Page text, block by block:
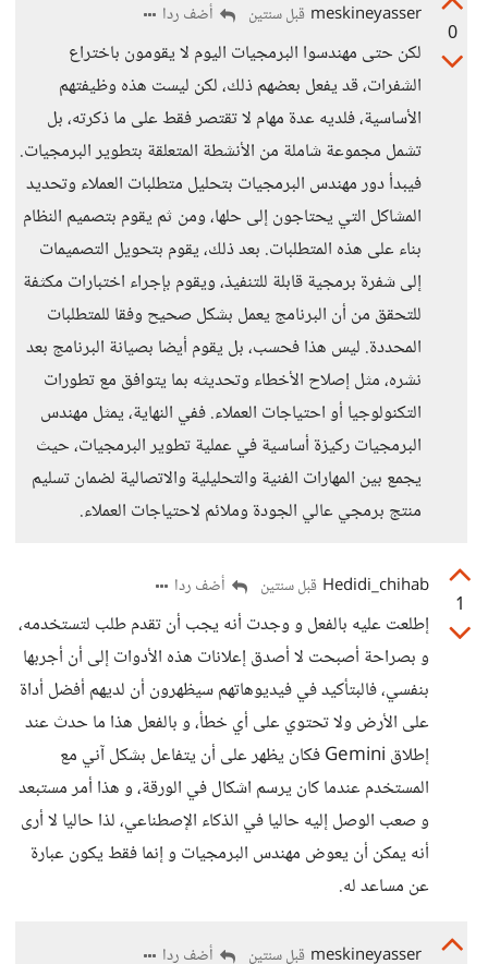
0
meskineyasser قبل سنتين أضف ردا
لكن حتى مهندسوا البرمجيات اليوم لا يقومون باختراع
الشفرات، قد يفعل بعضهم ذلك، لكن ليست هذه وظيفتهم
الأساسية، فلديه عدة مهام لا تقتصر فقط على ما ذكرته، بل
تشمل مجموعة شاملة من الأنشطة المتعلقة بتطوير البرمجيات.
فيبدأ دور مهندس البرمجيات بتحليل متطلبات العملاء وتحديد
المشاكل التي يحتاجون إلى حلها، ومن ثم يقوم بتصميم النظام
بناء على هذه المتطلبات. بعد ذلك، يقوم بتحويل التصميمات
إلى شفرة برمجية قابلة للتنفيذ، ويقوم بإجراء اختبارات مكثفة
للتحقق من أن البرنامج يعمل بشكل صحيح وفقا للمتطلبات
المحددة. ليس هذا فحسب، بل يقوم أيضا بصيانة البرنامج بعد
نشره، مثل إصلاح الأخطاء وتحديثه بما يتوافق مع تطورات
التكنولوجيا أو احتياجات العملاء. ففي النهاية، يمثل مهندس
البرمجيات ركيزة أساسية في عملية تطوير البرمجيات، حيث
يجمع بين المهارات الفنية والتحليلية والاتصالية لضمان تسليم
منتج برمجي عالي الجودة وملائم لاحتياجات العملاء.
1
Hedidi_chihab قبل سنتين أضف ردا
إطلعت عليه بالفعل و وجدت أنه يجب أن تقدم طلب لتستخدمه،
و بصراحة أصبحت لا أصدق إعلانات هذه الأدوات إلى أن أجربها
بنفسي، فالبتأكيد في فيديوهاتهم سيظهرون أن لديهم أفضل أداة
على الأرض ولا تحتوي على أي خطأ، و بالفعل هذا ما حدث عند
إطلاق Gemini فكان يظهر على أن يتفاعل بشكل آني مع
المستخدم عندما كان يرسم اشكال في الورقة، و هذا أمر مستبعد
و صعب الوصل إليه حاليا في الذكاء الإصطناعي، لذا حاليا لا أرى
أنه يمكن أن يعوض مهندس البرمجيات و إنما فقط يكون عبارة
عن مساعد له.
meskineyasser قبل سنتين أضف ردا